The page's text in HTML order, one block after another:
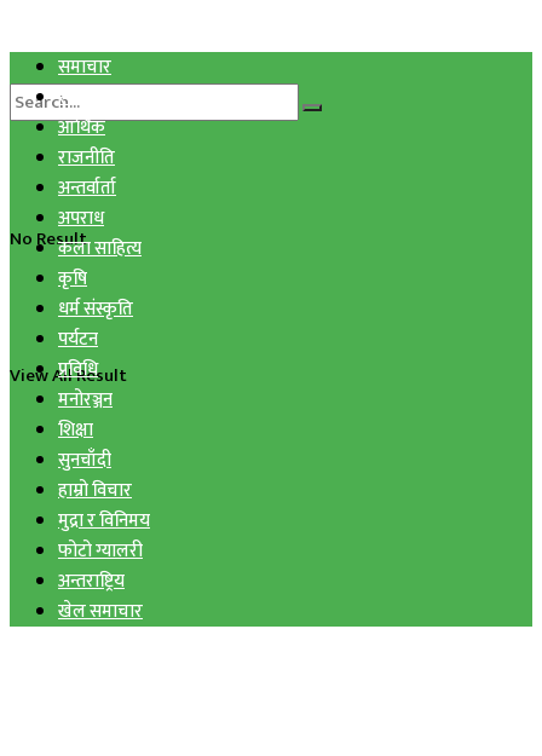
No Result
View All Result
समाचार
स्वास्थ्य
आर्थिक
राजनीति
अन्तर्वार्ता
अपराध
कला साहित्य
कृषि
धर्म संस्कृति
पर्यटन
प्रविधि
मनोरञ्जन
शिक्षा
सुनचाँदी
हाम्रो विचार
मुद्रा र विनिमय
फोटो ग्यालरी
अन्तराष्ट्रिय
खेल समाचार